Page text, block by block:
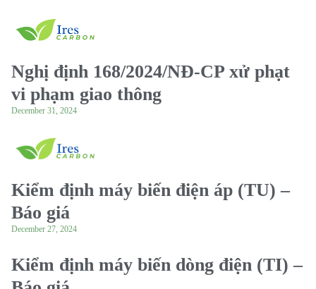
Nghị định 168/2024/NĐ-CP xử phạt
vi phạm giao thông
December 31, 2024
Kiểm định máy biến điện áp (TU) –
Báo giá
December 27, 2024
Kiểm định máy biến dòng điện (TI) –